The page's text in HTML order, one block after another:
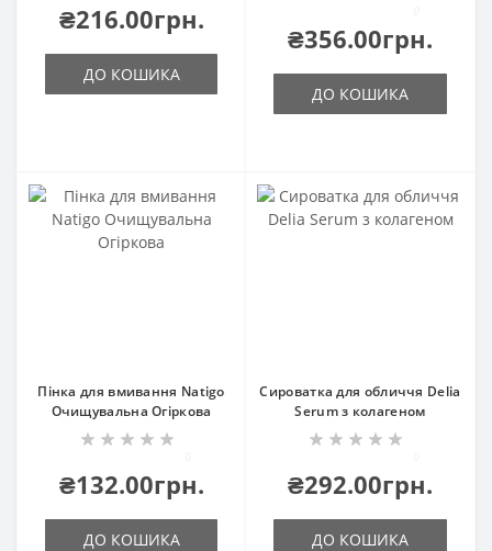
₴216.00грн.
ДО КОШИКА
₴356.00грн.
ДО КОШИКА
Пінка для вмивання Natigo
Очищувальна Огіркова
₴132.00грн.
ДО КОШИКА
Сироватка для обличчя Delia
Serum з колагеном
₴292.00грн.
ДО КОШИКА